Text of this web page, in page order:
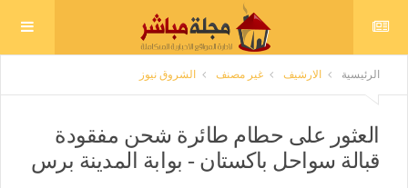
الرئيسية الارشيف غير مصنف الشروق نيوز
العثور على حطام طائرة شحن مفقودة
قبالة سواحل باكستان - بوابة المدينة برس